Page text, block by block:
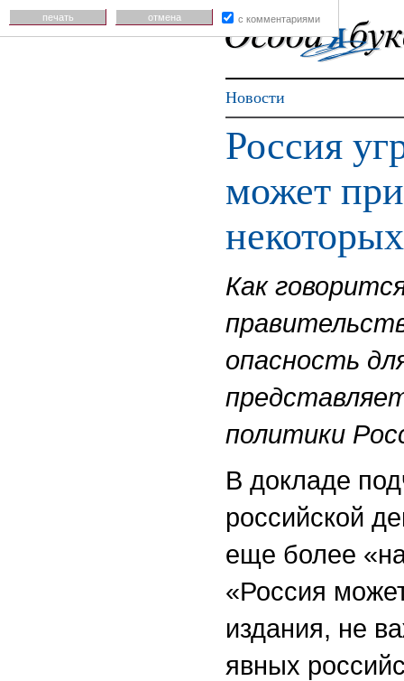
Новости
Россия
может
Как
опасность
политики
В докладе
российской
еще более
«Россия
издания, не
явных
печать отмена с комментариями